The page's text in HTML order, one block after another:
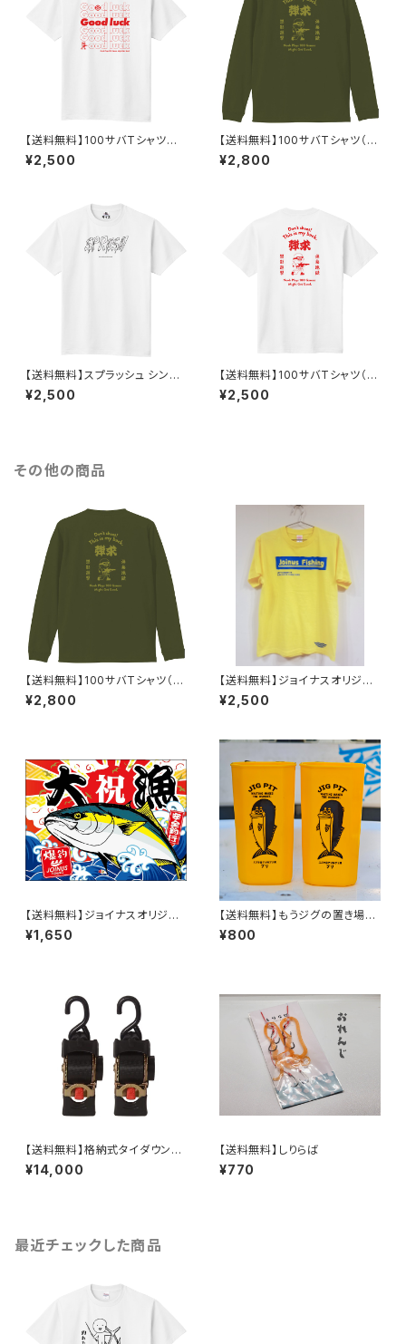
【送料無料】100サバTシャツそ
の2（半袖）
¥2,500
【送料無料】100サバTシャツ（長
袖）
¥2,800
【送料無料】スプラッシュ シンプ
ルTシャツ
¥2,500
【送料無料】100サバTシャツ（半
袖）
¥2,500
その他の商品
【送料無料】100サバTシャツ（長
袖）
¥2,800
【送料無料】ジョイナスオリジナ
ルTシャツ1
¥2,500
【送料無料】ジョイナスオリジナ
ル大漁旗【再入荷しました！】
¥1,650
【送料無料】もうジグの置き場に
困らない！ジグピット1個
¥800
【送料無料】格納式タイダウンベ
ルト2個セット【ベルト幅5cm】
【スチール製】お届けにちょっと
¥14,000
【送料無料】しりらば
¥770
最近チェックした商品